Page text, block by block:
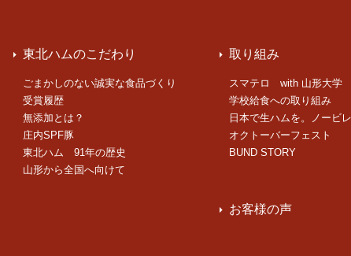
東北ハムのこだわり
ごまかしのない誠実な食品づくり
受賞履歴
無添加とは？
庄内SPF豚
東北ハム 91年の歴史
山形から全国へ向けて
取り組み
スマテロ with 山形大学
学校給食への取り組み
日本で生ハムを。ノービ
オクトーバーフェスト
BUND STORY
お客様の声